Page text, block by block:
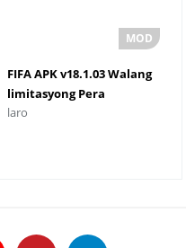
FIFA APK v18.1.03 Walang
limitasyong Pera
laro